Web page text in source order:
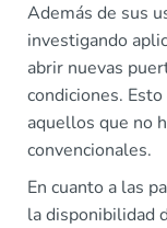
Además de sus
investigando
abrir nuevas
condiciones.
aquellos que no
convencionales.
En cuanto a las
la disponibilidad